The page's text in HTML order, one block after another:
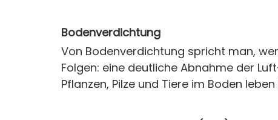
Bodenverdichtung
Von Bodenverdichtung spricht man,
Folgen: eine deutliche Abnahme der
Pflanzen, Pilze und Tiere im Boden